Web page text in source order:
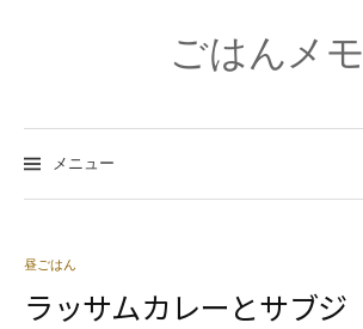
ス
キ
プ
ごはんメモ
メニュー
昼ごはん
ラッサムカレーとサブジ